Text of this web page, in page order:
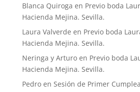
Blanca Quiroga en Previo boda
Hacienda Mejina. Sevilla.
Laura Valverde en Previo boda
Hacienda Mejina. Sevilla.
Neringa y Arturoen Previo boda
Hacienda Mejina. Sevilla.
Pedroen Sesión de Primer